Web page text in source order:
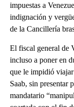
impuestas a
indignación y
de la Cancillería
El fiscal general de
incluso a poner en
que le impidió
Saab, sin presentar
mandatario